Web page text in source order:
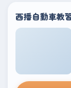
西播自動車教